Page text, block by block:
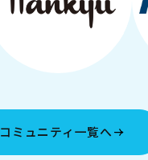
コミュニティ一覧へ